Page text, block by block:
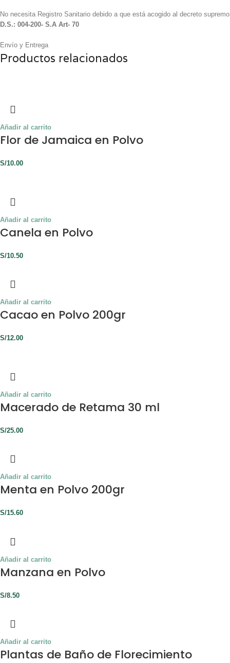
No necesita Registro Sanitario debido a que está acogido al decreto supremo
D.S.: 004-200- S.A Art- 70
Envío y Entrega
Productos relacionados
Añadir al carrito
Flor de Jamaica en Polvo
S/10.00
Añadir al carrito
Canela en Polvo
S/10.50
Añadir al carrito
Cacao en Polvo 200gr
S/12.00
Añadir al carrito
Macerado de Retama 30 ml
S/25.00
Añadir al carrito
Menta en Polvo 200gr
S/15.60
Añadir al carrito
Manzana en Polvo
S/8.50
Añadir al carrito
Plantas de Baño de Florecimiento